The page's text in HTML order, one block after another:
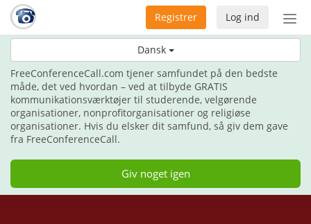
Dansk
Slå
Log ind
Registrer
Her til jul, giv gaven af kommunikation.
FreeConferenceCall.com tjener samfundet på den bedste
måde, det ved hvordan – ved at tilbyde GRATIS
kommunikationsværktøjer til studerende, velgørende
organisationer, nonprofitorganisationer og religiøse
organisationer. Hvis du elsker dit samfund, så giv dem gave
fra FreeConferenceCall.
Giv noget igen